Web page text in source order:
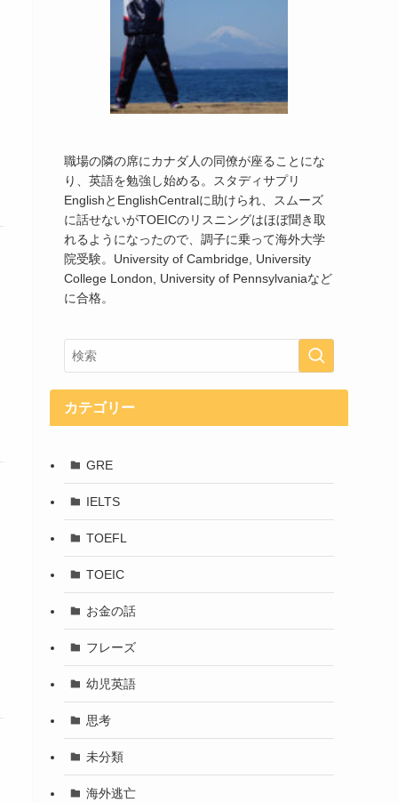
職場の隣の席にカナダ人の同僚が座ることにな
り、英語を勉強し始める。スタディサプリ
EnglishとEnglishCentralに助けられ、スムーズ
に話せないがTOEICのリスニングはほぼ聞き取
れるようになったので、調子に乗って海外大学
院受験。University of Cambridge, University
College London, University of Pennsylvaniaなど
に合格。
カテゴリー
GRE
IELTS
TOEFL
TOEIC
お金の話
フレーズ
幼児英語
思考
未分類
海外逃亡